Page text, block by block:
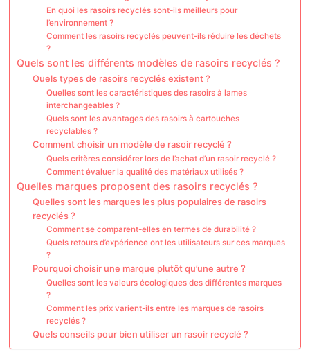
En quoi les rasoirs recyclés sont-ils meilleurs pour
l’environnement ?
Comment les rasoirs recyclés peuvent-ils réduire les déchets
?
Quels sont les différents modèles de rasoirs recyclés ?
Quels types de rasoirs recyclés existent ?
Quelles sont les caractéristiques des rasoirs à lames
interchangeables ?
Quels sont les avantages des rasoirs à cartouches
recyclables ?
Comment choisir un modèle de rasoir recyclé ?
Quels critères considérer lors de l’achat d’un rasoir recyclé ?
Comment évaluer la qualité des matériaux utilisés ?
Quelles marques proposent des rasoirs recyclés ?
Quelles sont les marques les plus populaires de rasoirs
recyclés ?
Comment se comparent-elles en termes de durabilité ?
Quels retours d’expérience ont les utilisateurs sur ces marques
?
Pourquoi choisir une marque plutôt qu’une autre ?
Quelles sont les valeurs écologiques des différentes marques
?
Comment les prix varient-ils entre les marques de rasoirs
recyclés ?
Quels conseils pour bien utiliser un rasoir recyclé ?